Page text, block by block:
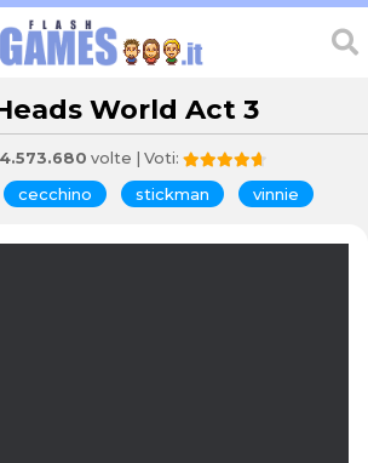
World Act 3
4.573.680 volte | Voti:
cecchino stickman vinnie